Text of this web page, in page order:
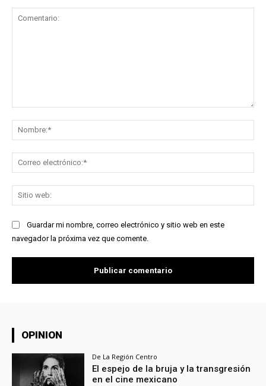
Guardar mi nombre, correo electrónico y sitio web en este
navegador la próxima vez que comente.
OPINION
De La Región Centro
El espejo de la bruja y la transgresión
en el cine mexicano